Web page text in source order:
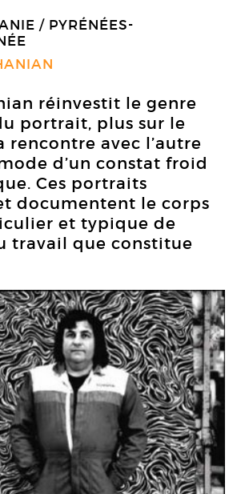
/ PYRÉNÉES-
réinvestit le genre
portrait, plus sur le
rencontre avec l’autre
d’un constat froid
Ces portraits
documentent le corps
et typique de
travail que constitue